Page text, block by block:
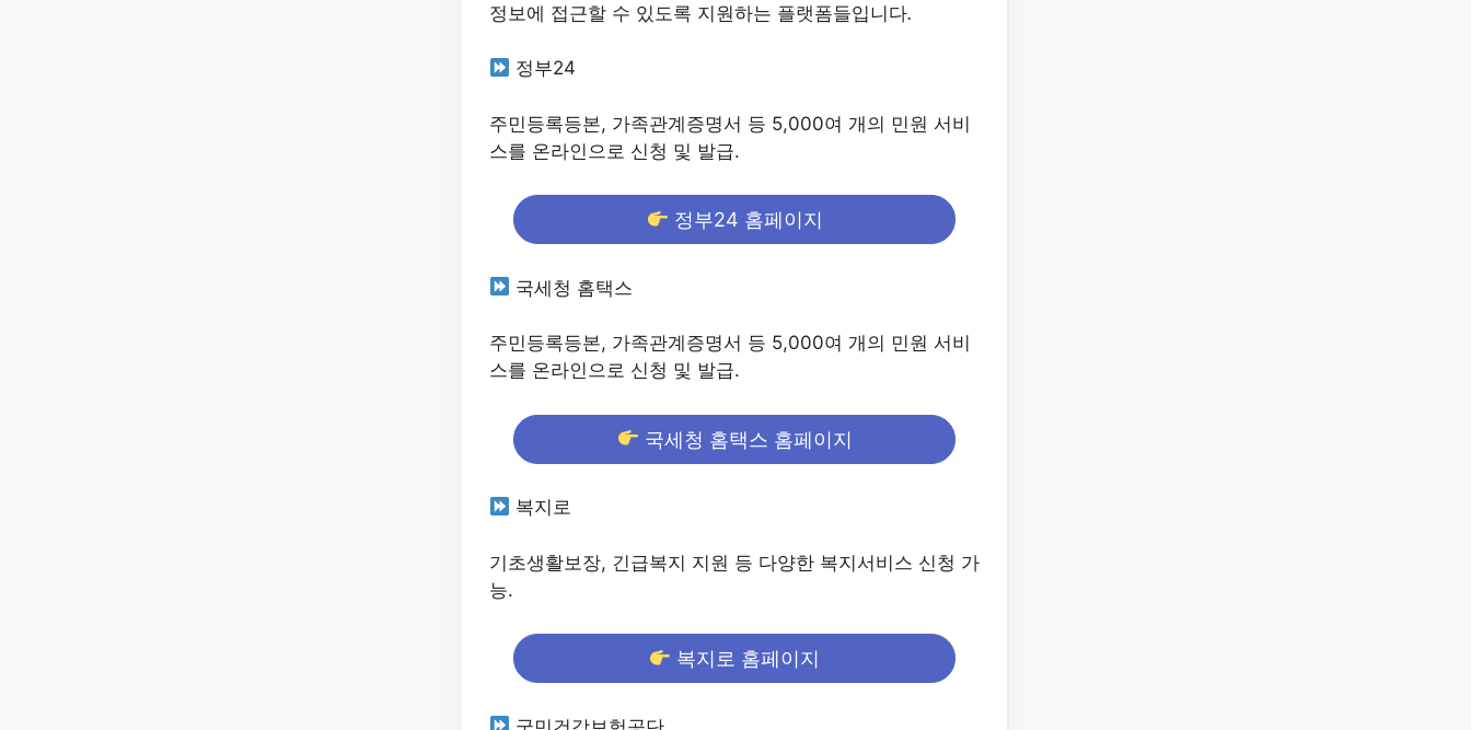
정보에 접근할 수 있도록 지원하는 플랫폼들입니다.
정부24
주민등록등본, 가족관계증명서 등 5,000여 개의 민원 서비
스를 온라인으로 신청 및 발급.
정부24 홈페이지
국세청 홈택스
주민등록등본, 가족관계증명서 등 5,000여 개의 민원 서비
스를 온라인으로 신청 및 발급.
국세청 홈택스 홈페이지
복지로
기초생활보장, 긴급복지 지원 등 다양한 복지서비스 신청 가
능.
복지로 홈페이지